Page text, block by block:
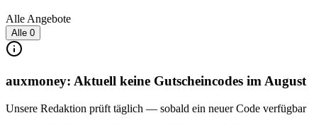
Alle Angebote
Alle 0
auxmoney: Aktuell keine Gutscheincodes im August
Unsere Redaktion prüft täglich — sobald ein neuer Code verfügbar